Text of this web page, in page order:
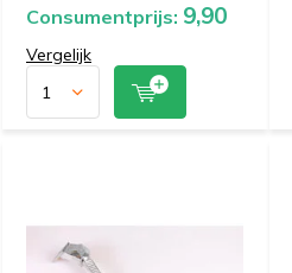
Consumentprijs: 9,90
Vergelijk